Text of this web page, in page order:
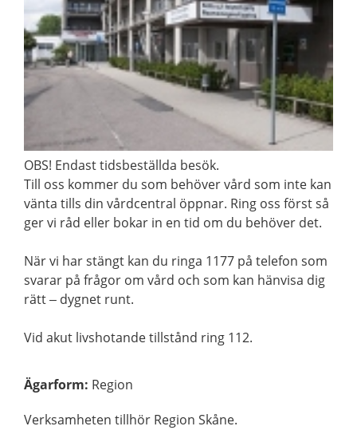
OBS! Endast tidsbeställda besök.
Till oss kommer du som behöver vård som inte kan
vänta tills din vårdcentral öppnar. Ring oss först så
ger vi råd eller bokar in en tid om du behöver det.
När vi har stängt kan du ringa 1177 på telefon som
svarar på frågor om vård och som kan hänvisa dig
rätt – dygnet runt.
Vid akut livshotande tillstånd ring 112.
Ägarform: Region
Verksamheten tillhör Region Skåne.